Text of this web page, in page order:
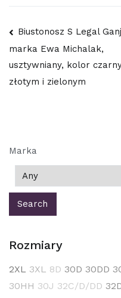
Nawigacja
wpisu
Biustonosz S Legal
marka Ewa Michalak,
usztywniany, kolor
złotym i zielonym
Marka
Rozmiary
2XL 3XL 8D 30D 30DD
30HH 30J 32C/D/DD